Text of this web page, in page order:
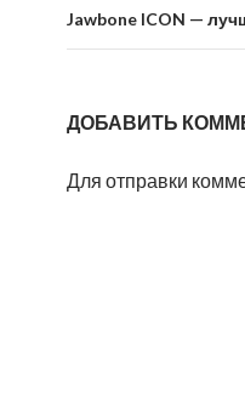
Jawbone ICON —
ДОБАВИТЬ
Для отправки